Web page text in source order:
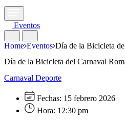
Eventos
Home Eventos Día de la Bicicleta
Día de la Bicicleta del Carnaval
Carnaval Deporte
Fechas: 15 febrero 2026
Hora: 12:30 pm